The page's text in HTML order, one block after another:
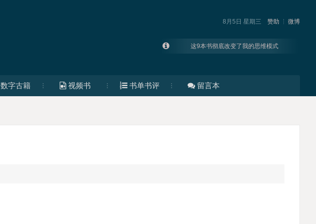
8月5日 星期三 赞助 微博
这9本书彻底改变了我的思维模式
资源帝 | 2023年度好书榜单合集
数字古籍 视频书 书单书评 留言本